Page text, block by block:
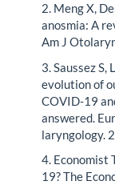
2. Meng X,
anosmia: A
Am J
3. Saussez S,
evolution of
COVID-19
answered.
laryngology.
4. Economist
19? The